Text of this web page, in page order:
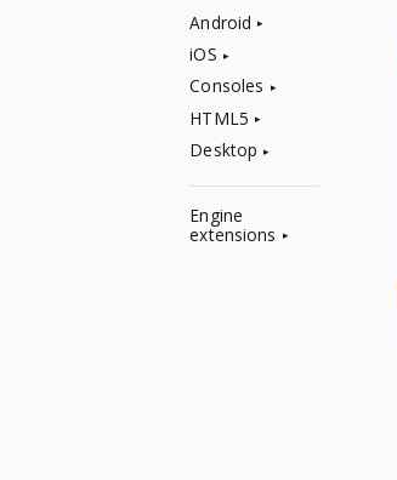
Android
iOS
Consoles
HTML5
Desktop
Engine
extensions